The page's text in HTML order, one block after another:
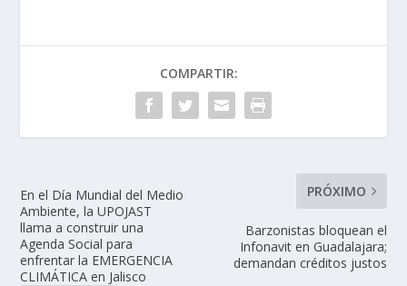
COMPARTIR:
En el Día Mundial del Medio
Ambiente, la UPOJAST
llama a construir una
Agenda Social para
enfrentar la EMERGENCIA
CLIMÁTICA en Jalisco
PRÓXIMO
Barzonistas bloquean el
Infonavit en Guadalajara;
demandan créditos justos